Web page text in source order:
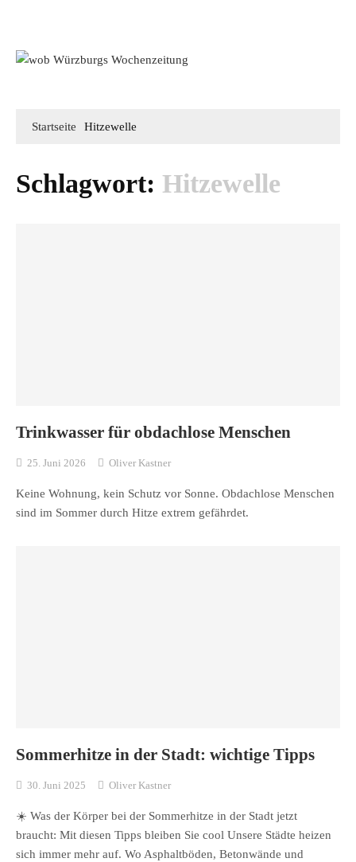
Startseite Hitzewelle
Schlagwort: Hitzewelle
Trinkwasser für obdachlose Menschen
25. Juni 2026 Oliver Kastner
Keine Wohnung, kein Schutz vor Sonne. Obdachlose Menschen
sind im Sommer durch Hitze extrem gefährdet.
Sommerhitze in der Stadt: wichtige Tipps
30. Juni 2025 Oliver Kastner
☀️ Was der Körper bei der Sommerhitze in der Stadt jetzt
braucht: Mit diesen Tipps bleiben Sie cool Unsere Städte heizen
sich immer mehr auf. Wo Asphaltböden, Betonwände und